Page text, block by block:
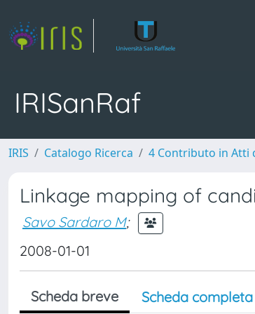
IRISanRaf
IRIS Catalogo Ricerca 4 Contributo in Atti
Linkage mapping of
Savo Sardaro M;
2008-01-01
Scheda breve Scheda completa